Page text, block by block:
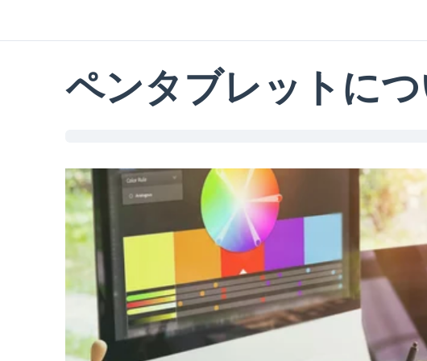
ペンタブレットに